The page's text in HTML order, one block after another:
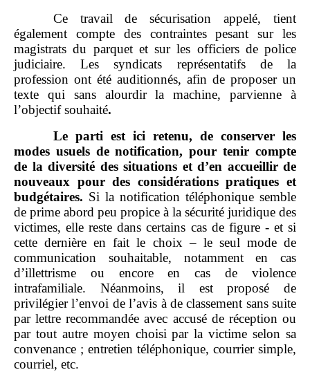
Ce travail de sécurisation appelé, tient
également compte des contraintes pesant sur les
magistrats du parquet et sur les officiers de police
judiciaire. Les syndicats représentatifs de la
profession ont été auditionnés, afin de proposer un
texte qui sans alourdir la machine, parvienne à
l’objectif souhaité.
Le parti est ici retenu, de conserver les
modes usuels de notification, pour tenir compte
de la diversité des situations et d’en accueillir de
nouveaux pour des considérations pratiques et
budgétaires. Si la notification téléphonique semble
de prime abord peu propice à la sécurité juridique des
victimes, elle reste dans certains cas de figure ‑ et si
cette dernière en fait le choix – le seul mode de
communication souhaitable, notamment en cas
d’illettrisme ou encore en cas de violence
intrafamiliale. Néanmoins, il est proposé de
privilégier l’envoi de l’avis à de classement sans suite
par lettre recommandée avec accusé de réception ou
par tout autre moyen choisi par la victime selon sa
convenance ; entretien téléphonique, courrier simple,
courriel, etc.